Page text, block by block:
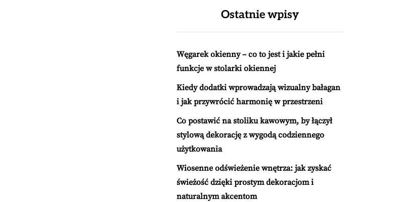
Ostatnie wpisy
Węgarek okienny – co to jest i jakie pełni
funkcje w stolarki okiennej
Kiedy dodatki wprowadzają wizualny bałagan
i jak przywrócić harmonię w przestrzeni
Co postawić na stoliku kawowym, by łączył
stylową dekorację z wygodą codziennego
użytkowania
Wiosenne odświeżenie wnętrza: jak zyskać
świeżość dzięki prostym dekoracjom i
naturalnym akcentom